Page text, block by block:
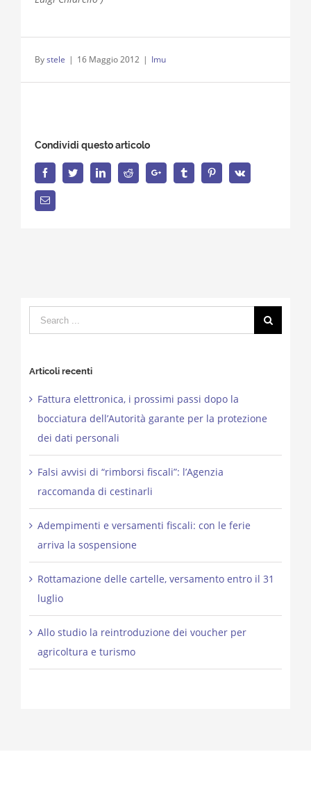
Bystele | 16 Maggio 2012 | Imu
Condividi questo articolo
FacebookTwitterLinkedInReddit Google+ Tumblr PinterestVk
Email
Search
for:
Articoli recenti
Fattura elettronica, i prossimi passi dopo la
bocciatura dell’Autorità garante per la protezione
dei dati personali
Falsi avvisi di “rimborsi fiscali”: l’Agenzia
raccomanda di cestinarli
Adempimenti e versamenti fiscali: con le ferie
arriva la sospensione
Rottamazione delle cartelle, versamento entro il 31
luglio
Allo studio la reintroduzione dei voucher per
agricoltura e turismo